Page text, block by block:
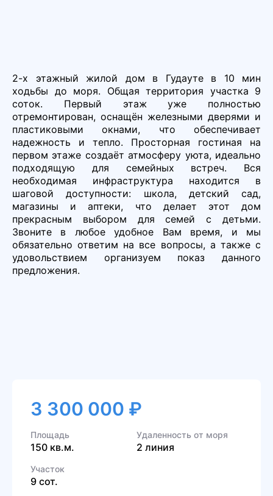
2-х этажный жилой дом в Гудауте в 10 мин
ходьбы до моря. Общая территория участка 9
соток. Первый этаж уже полностью
отремонтирован, оснащён железными дверями и
пластиковыми окнами, что обеспечивает
надежность и тепло. Просторная гостиная на
первом этаже создаёт атмосферу уюта, идеально
подходящую для семейных встреч. Вся
необходимая инфраструктура находится в
шаговой доступности: школа, детский сад,
магазины и аптеки, что делает этот дом
прекрасным выбором для семей с детьми.
Звоните в любое удобное Вам время, и мы
обязательно ответим на все вопросы, а также с
удовольствием организуем показ данного
предложения.
3 300 000 ₽
Площадь
150 кв.м.
Удаленность от моря
2 линия
Участок
9 сот.